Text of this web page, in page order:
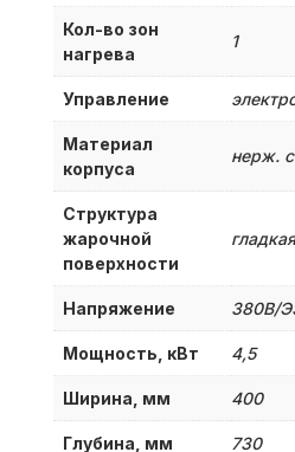
Кол-во зон
нагрева
1
Управление
Материал
корпуса
нерж.
Структура
жарочной
поверхности
гладкая
Напряжение 380B/
Мощность, кВт 4,5
Ширина, мм 400
Глубина, мм 730